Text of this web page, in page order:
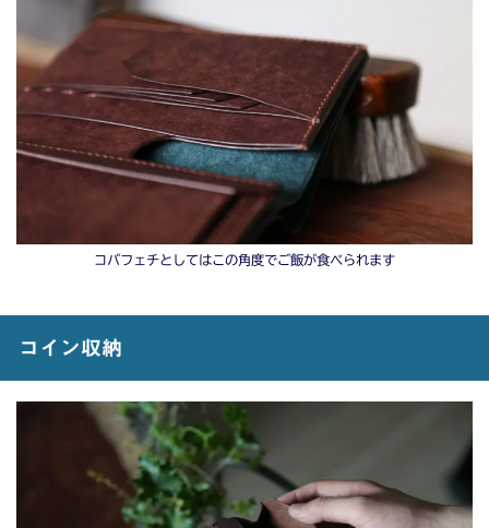
コバフェチとしてはこの角度でご飯が食べられます
コイン収納